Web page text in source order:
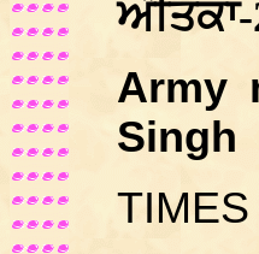
ਅੰਤਿਕਾ-
Army
Singh